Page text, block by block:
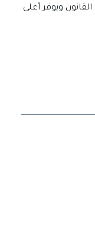
ويوفر أعلى